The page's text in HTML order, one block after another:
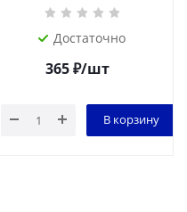
Достаточно
365₽/шт
В корзину